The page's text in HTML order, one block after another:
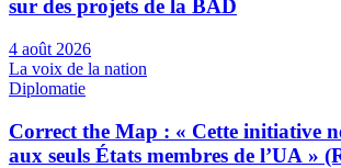
sur des projets de la BAD
4 août 2026
La voix de la nation
Diplomatie
Correct the Map : « Cette initiative
aux seuls États membres de l’UA »